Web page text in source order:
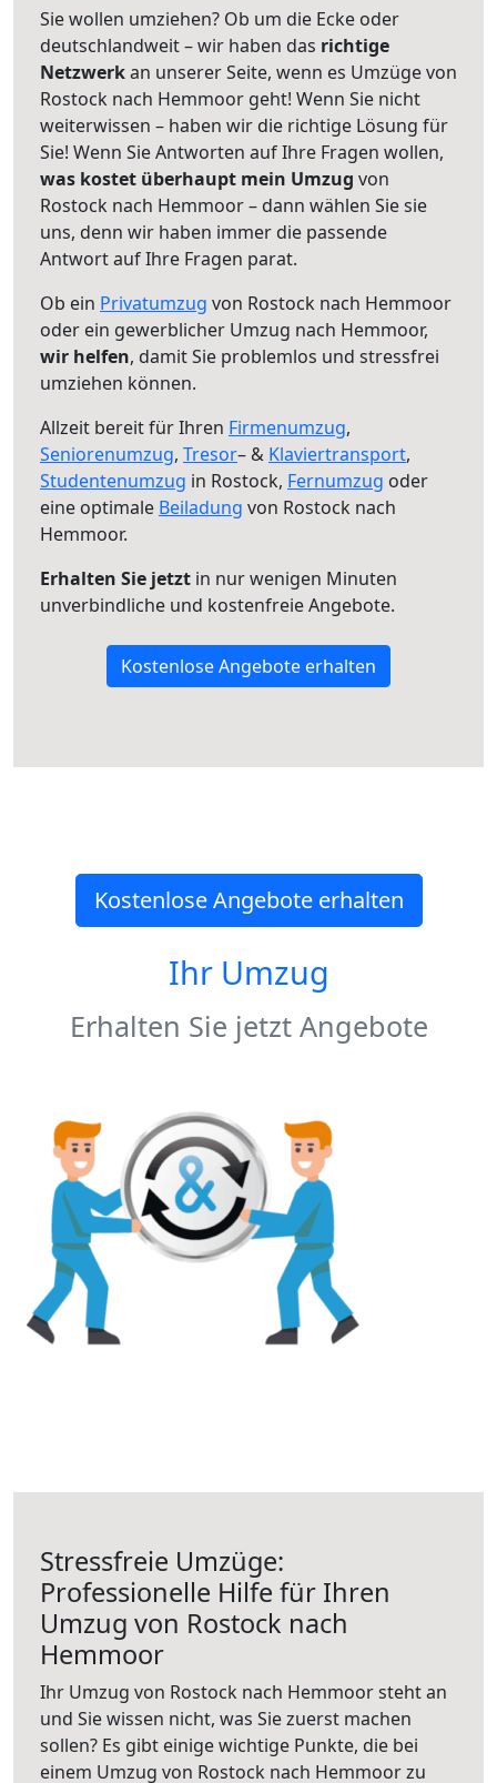
Sie wollen umziehen? Ob um die Ecke oder
deutschlandweit – wir haben das richtige
Netzwerkan unserer Seite, wenn es Umzüge von
Rostock nach Hemmoor geht! Wenn Sie nicht
weiterwissen – haben wir die richtige Lösung für
Sie! Wenn Sie Antworten auf Ihre Fragen wollen,
was kostet überhaupt mein Umzug von
Rostock nach Hemmoor – dann wählen Sie sie
uns, denn wir haben immer die passende
Antwort auf Ihre Fragen parat.
Ob ein Privatumzug von Rostock nach Hemmoor
oder ein gewerblicher Umzug nach Hemmoor,
wir helfen, damit Sie problemlos und stressfrei
umziehen können.
Allzeit bereit für Ihren Firmenumzug,
Seniorenumzug, Tresor– & Klaviertransport,
Studentenumzug in Rostock, Fernumzug oder
eine optimale Beiladung von Rostock nach
Hemmoor.
Erhalten Sie jetzt in nur wenigen Minuten
unverbindliche und kostenfreie Angebote.
Kostenlose Angebote erhalten
Kostenlose Angebote erhalten
Ihr Umzug
Erhalten Sie jetzt Angebote
Stressfreie Umzüge:
Professionelle Hilfe für Ihren
Umzug von Rostock nach
Hemmoor
Ihr Umzug von Rostock nach Hemmoor steht an
und Sie wissen nicht, was Sie zuerst machen
sollen? Es gibt einige wichtige Punkte, die bei
einem Umzug von Rostock nach Hemmoor zu